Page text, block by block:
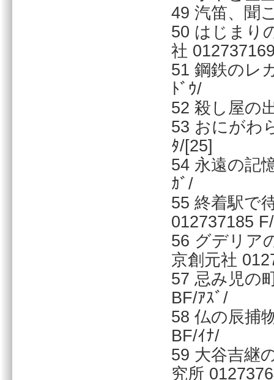
49 汽笛、聞
50 はじまり
社
51 鋼鉄のレ
ﾄﾞｳ/
52 殺し屋の
53 おにがわ
ﾀ/[25]
54 永遠の記
ｶﾞ/
55 終着駅で
012737185
56 グデリア
京創元社
57 忌み児の
BF/ｱｽﾞ/
58 仏の辰捕
BF/ｲﾅ/
59 大谷吉継
究所